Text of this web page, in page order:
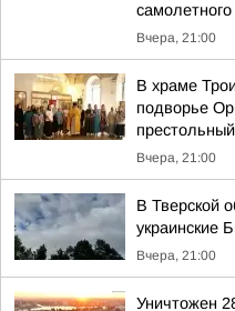
самолетного
Вчера, 21:00
В храме
подворье
Вчера, 21:00
В Тверской
украинские
Вчера, 21:00
Уничтожен